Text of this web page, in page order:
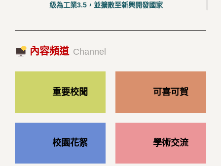
級為工業3.5，並擴散至新興開發國家
2023/10/18|推薦閱讀
內容頻道 Channel
重要校聞 可喜可賀
校園花絮 學術交流